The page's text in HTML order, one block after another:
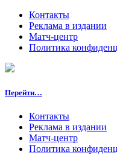
Контакты
Реклама в издании
Матч-центр
Политика
Перейти…
Контакты
Реклама в издании
Матч-центр
Политика